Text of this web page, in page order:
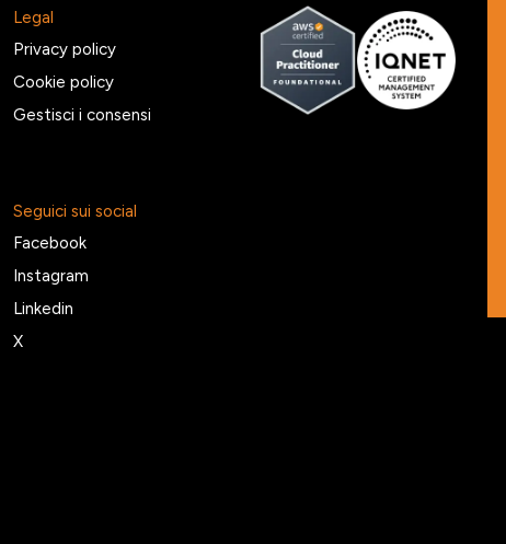
Legal
Privacy policy
Cookie policy
Gestisci i consensi
Seguici sui social
Facebook
Instagram
Linkedin
X